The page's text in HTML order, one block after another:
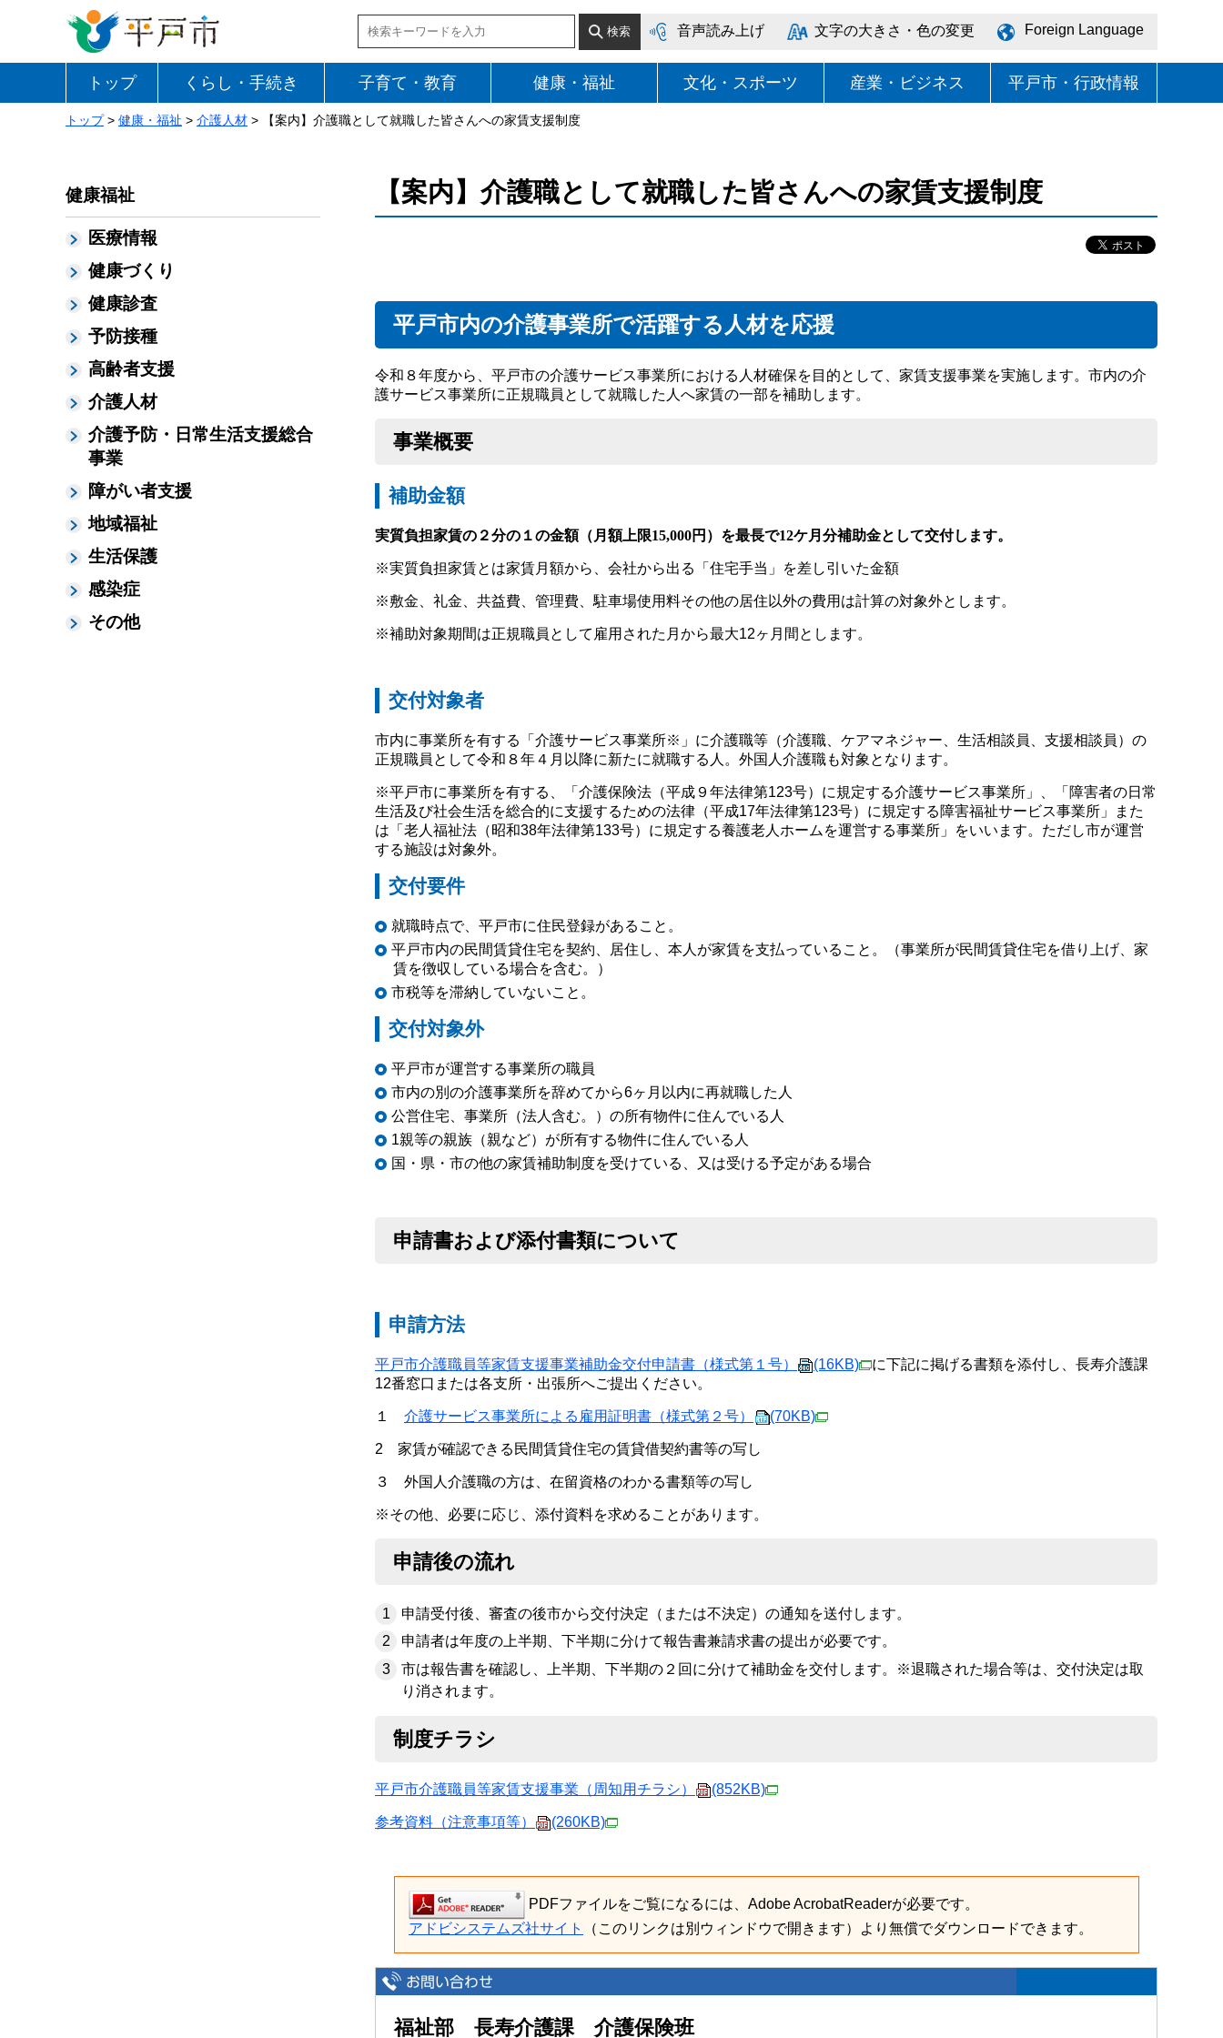
音声読み上げ 文字の大きさ・色の変更 Foreign Language
トップ くらし・手続き 子育て・教育 健康・福祉 文化・スポーツ 産業・ビジネス 平戸市・行政情報
トップ> 健康・福祉 > 介護人材 > 【案内】介護職として就職した皆さんへの家賃支援制度
健康福祉
医療情報
健康づくり
健康診査
予防接種
高齢者支援
介護人材
介護予防・日常生活支援総合
事業
障がい者支援
地域福祉
生活保護
感染症
その他
【案内】介護職として就職した皆さんへの家賃支援制度
平戸市内の介護事業所で活躍する人材を応援
令和８年度から、平戸市の介護サービス事業所における人材確保を目的として、家賃支援事業を実施します。市内の介
護サービス事業所に正規職員として就職した人へ家賃の一部を補助します。
事業概要
補助金額
実質負担家賃の２分の１の金額（月額上限15,000円）を最長で12ケ月分補助金として交付します。
※実質負担家賃とは家賃月額から、会社から出る「住宅手当」を差し引いた金額
※敷金、礼金、共益費、管理費、駐車場使用料その他の居住以外の費用は計算の対象外とします。
※補助対象期間は正規職員として雇用された月から最大12ヶ月間とします。
交付対象者
市内に事業所を有する「介護サービス事業所※」に介護職等（介護職、ケアマネジャー、生活相談員、支援相談員）の
正規職員として令和８年４月以降に新たに就職する人。外国人介護職も対象となります。
※平戸市に事業所を有する、「介護保険法（平成９年法律第123号）に規定する介護サービス事業所」、「障害者の日常
生活及び社会生活を総合的に支援するための法律（平成17年法律第123号）に規定する障害福祉サービス事業所」また
は「老人福祉法（昭和38年法律第133号）に規定する養護老人ホームを運営する事業所」をいいます。ただし市が運営
する施設は対象外。
交付要件
就職時点で、平戸市に住民登録があること。
平戸市内の民間賃貸住宅を契約、居住し、本人が家賃を支払っていること。（事業所が民間賃貸住宅を借り上げ、家
賃を徴収している場合を含む。）
市税等を滞納していないこと。
交付対象外
平戸市が運営する事業所の職員
市内の別の介護事業所を辞めてから6ヶ月以内に再就職した人
公営住宅、事業所（法人含む。）の所有物件に住んでいる人
1親等の親族（親など）が所有する物件に住んでいる人
国・県・市の他の家賃補助制度を受けている、又は受ける予定がある場合
申請書および添付書類について
申請方法
平戸市介護職員等家賃支援事業補助金交付申請書（様式第１号） (16KB)
に下記に掲げる書類を添付し、長寿介護課
12番窓口または各支所・出張所へご提出ください。
１ 介護サービス事業所による雇用証明書（様式第２号） (70KB)
2 家賃が確認できる民間賃貸住宅の賃貸借契約書等の写し
３ 外国人介護職の方は、在留資格のわかる書類等の写し
※その他、必要に応じ、添付資料を求めることがあります。
申請後の流れ
申請受付後、審査の後市から交付決定（または不決定）の通知を送付します。
申請者は年度の上半期、下半期に分けて報告書兼請求書の提出が必要です。
市は報告書を確認し、上半期、下半期の２回に分けて補助金を交付します。※退職された場合等は、交付決定は取
り消されます。
制度チラシ
平戸市介護職員等家賃支援事業（周知用チラシ） (852KB)
参考資料（注意事項等） (260KB)
PDFファイルをご覧になるには、Adobe AcrobatReaderが必要です。
アドビシステムズ社サイト
（このリンクは別ウィンドウで開きます）より無償でダウンロードできます。
福祉部 長寿介護課 介護保険班